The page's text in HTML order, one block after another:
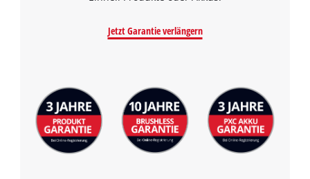
Jetzt Garantie verlängern